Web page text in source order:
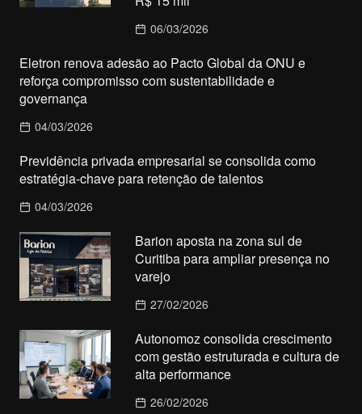
06/03/2026
Eletron renova adesão ao Pacto Global da ONU e
reforça compromisso com sustentabilidade e
governança
04/03/2026
Previdência privada empresarial se consolida como
estratégia-chave para retenção de talentos
04/03/2026
Barion aposta na zona sul de
Curitiba para ampliar presença no
varejo
27/02/2026
Autonomoz consolida crescimento
com gestão estruturada e cultura de
alta performance
26/02/2026